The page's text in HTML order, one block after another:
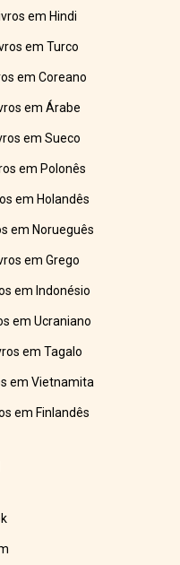
em Hindi
em Turco
em Coreano
em Árabe
em Sueco
em Polonês
em Holandês
em Norueguês
em Grego
em Indonésio
em Ucraniano
em Tagalo
em Vietnamita
em Finlandês